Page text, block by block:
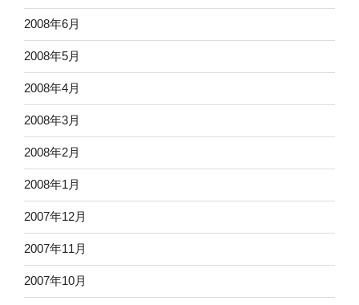
2008年6月
2008年5月
2008年4月
2008年3月
2008年2月
2008年1月
2007年12月
2007年11月
2007年10月